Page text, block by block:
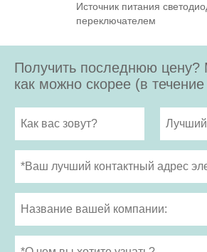
Источник питания
переключателем
Получить последнюю цену?
как можно скорее (в